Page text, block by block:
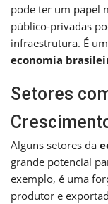
pode ter um papel
público-privadas
infraestrutura. É
economia
Setores
Alguns setores da
grande potencial
exemplo, é uma
produtor e